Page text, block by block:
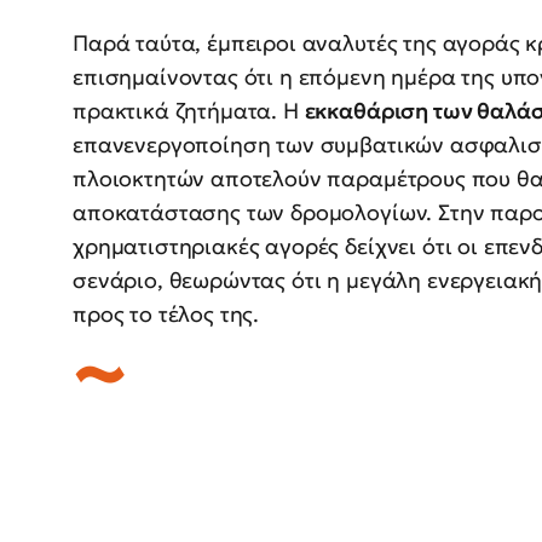
Παρά ταύτα, έμπειροι αναλυτές της αγοράς
επισημαίνοντας ότι η επόμενη ημέρα της
πρακτικά ζητήματα. Η εκκαθάριση των
επανενεργοποίηση των συμβατικών
πλοιοκτητών αποτελούν παραμέτρους που
αποκατάστασης των δρομολογίων. Στην
χρηματιστηριακές αγορές δείχνει ότι οι
σενάριο, θεωρώντας ότι η μεγάλη
προς το τέλος της.